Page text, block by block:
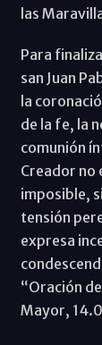
las
Para
san Juan
la
de la fe, la
comunión
Creador no
imposible,
tensión
expresa
“Oración
Mayor,